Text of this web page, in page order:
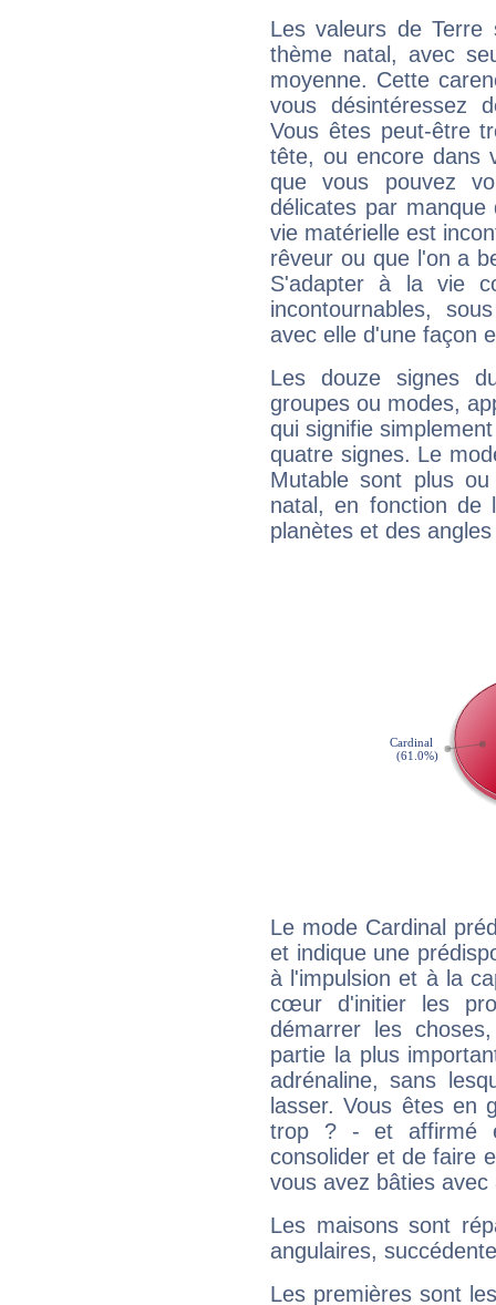
Les valeurs de Terre
thème natal, avec
moyenne. Cette
vous désintéressez
Vous êtes peut-être
tête, ou encore dans
que vous pouvez
délicates par
vie matérielle est
rêveur ou que l'on a
S'adapter à la vie
incontournables,
avec elle d'une façon
Les douze signes
groupes ou modes,
qui signifie
quatre signes. Le
Mutable sont plus
natal, en fonction de
planètes et des
Le mode Cardinal
et indique une
à l'impulsion et à la
cœur d'initier les
démarrer les
partie la plus
adrénaline, sans
lasser. Vous êtes en
trop ? - et affirmé
consolider et de faire
vous avez bâties avec
Les maisons sont
angulaires,
Les premières sont